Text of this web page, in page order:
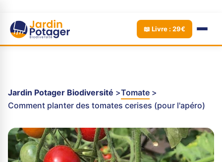
📖 Livre : 29€
Jardin Potager Biodiversité
Tomate
Comment planter des tomates cerises (pour l'apéro)